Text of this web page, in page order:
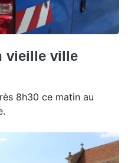
vieille ville
8h30 ce matin au